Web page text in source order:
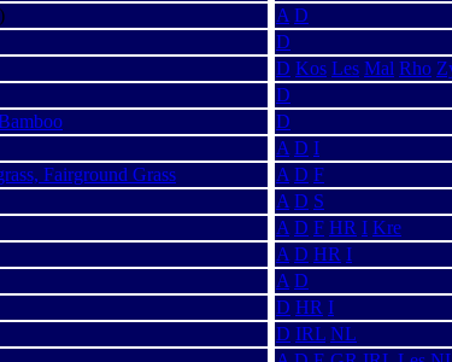
A D
D
D Kos Les Mal Rho
D
D
A D I
Fairground Grass A D F
A D S
A D F HR I Kre
A D HR I
A D
D HR I
D IRL NL